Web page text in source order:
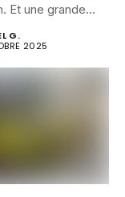
Et une grande
G.
2025